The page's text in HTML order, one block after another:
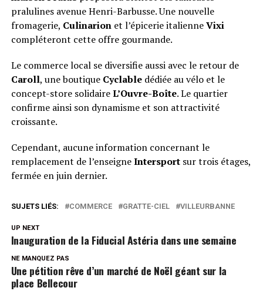
pralulines avenue Henri-Barbusse. Une nouvelle
fromagerie, Culinarionet l’épicerie italienneVixi
compléteront cette offre gourmande.
Le commerce local se diversifie aussi avec le retour de
Caroll, une boutique Cyclabledédiée au vélo et le
concept-store solidaireL’Ouvre-Boîte. Le quartier
confirme ainsi son dynamisme et son attractivité
croissante.
Cependant, aucune information concernant le
remplacement de l’enseigneIntersport sur trois étages,
fermée en juin dernier.
SUJETS LIÉS: COMMERCE GRATTE-CIEL VILLEURBANNE
UP NEXT
Inauguration de la Fiducial Astéria dans une semaine
NE MANQUEZ PAS
Une pétition rêve d’un marché de Noël géant sur la
place Bellecour